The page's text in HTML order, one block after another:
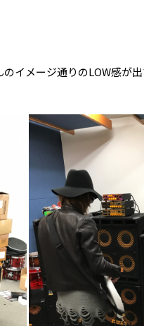
イメージ通りのLOW感が